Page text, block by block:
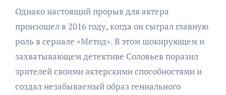
Однако настоящий прорыв для актера
произошел в 2016 году, когда он сыграл главную
роль в сериале «Метод». В этом шокирующем и
захватывающем детективе Соловьев поразил
зрителей своими актерскими способностями и
создал незабываемый образ гениального